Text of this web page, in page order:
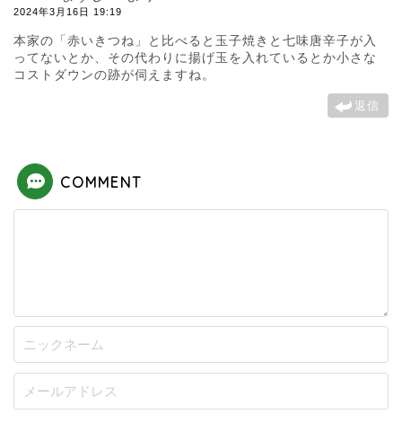
2024年3月16日 19:19
本家の「赤いきつね」と比べると玉子焼きと七味唐辛子が入
ってないとか、その代わりに揚げ玉を入れているとか小さな
コストダウンの跡が伺えますね。
返信
COMMENT